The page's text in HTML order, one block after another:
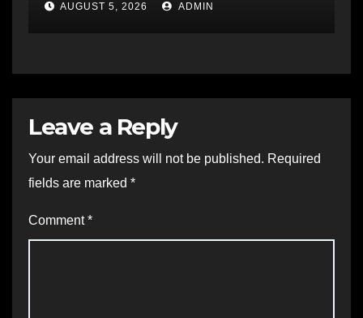
AUGUST 5, 2026 ADMIN
Leave a Reply
Your email address will not be published. Required
fields are marked *
Comment*